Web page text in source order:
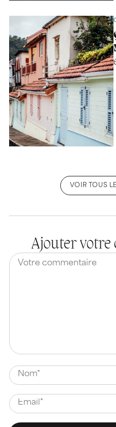
VOIR TOUS
Ajouter votre